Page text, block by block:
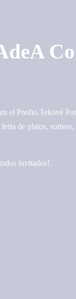
el Predio Tekové
de platos,
invitados!.